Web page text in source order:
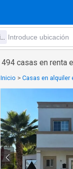
494 casas en renta
Inicio > Casas en alquiler